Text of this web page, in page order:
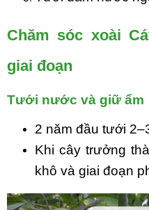
Chăm sóc xoài
giai đoạn
Tưới nước và giữ ẩm
2 năm đầu tưới
Khi cây trưởng
khô và giai đoạn